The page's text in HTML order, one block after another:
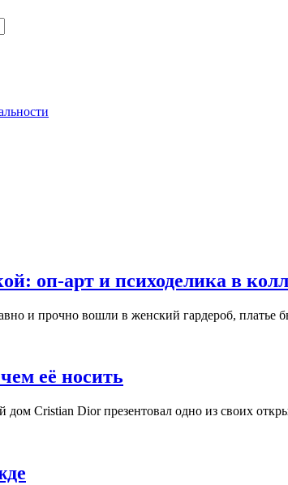
оп-арт и психоделика в
и прочно вошли в женский гардероб,
её носить
Cristian Dior презентовал одно из своих